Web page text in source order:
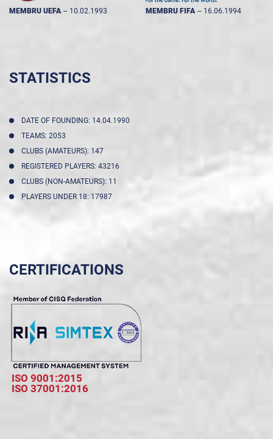
MEMBRU UEFA -- 10.02.1993 MEMBRU FIFA -- 16.06.1994
STATISTICS
DATE OF FOUNDING: 14.04.1990
TEAMS: 2053
CLUBS (AMATEURS): 147
REGISTERED PLAYERS: 43216
CLUBS (NON-AMATEURS): 11
PLAYERS UNDER 18: 17987
CERTIFICATIONS
ISO 9001:2015
ISO 37001:2016